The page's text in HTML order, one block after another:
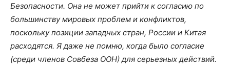
Безопасности. Она не может прийти к согласию по
большинству мировых проблем и конфликтов,
поскольку позиции западных стран, России и Китая
расходятся. Я даже не помню, когда было согласие
(среди членов Совбеза ООН) для серьезных действий.